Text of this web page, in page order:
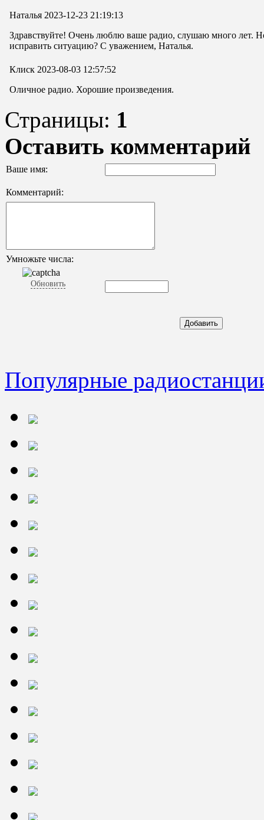
Наталья 2023-12-23 21:19:13
Здравствуйте! Очень люблю ваше радио, слушаю много лет.
исправить ситуацию? С уважением, Наталья.
Клиск 2023-08-03 12:57:52
Оличное радио. Хорошие произведения.
Страницы: 1
Оставить комментарий
Ваше имя:
Комментарий:
Умножьте числа:
Обновить
Популярные